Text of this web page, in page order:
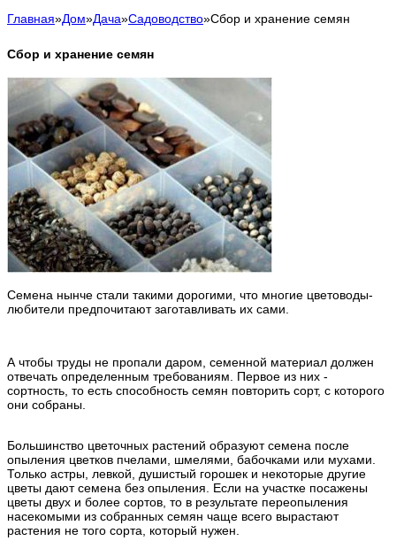
Главная»Дом»Дача»Садоводство»Сбор и хранение семян
Сбор и хранение семян
Семена нынче стали такими дорогими, что многие цветоводы-
любители предпочитают заготавливать их сами.
А чтобы труды не пропали даром, семенной материал должен
отвечать определенным требованиям. Первое из них -
сортность, то есть способность семян повторить сорт, с которого
они собраны.
Большинство цветочных растений образуют семена после
опыления цветков пчелами, шмелями, бабочками или мухами.
Только астры, левкой, душистый горошек и некоторые другие
цветы дают семена без опыления. Если на участке посажены
цветы двух и более сортов, то в результате переопыления
насекомыми из собранных семян чаще всего вырастают
растения не того сорта, который нужен.